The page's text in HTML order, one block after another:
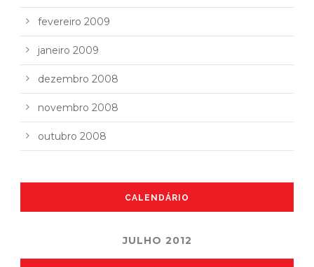
fevereiro 2009
janeiro 2009
dezembro 2008
novembro 2008
outubro 2008
CALENDÁRIO
JULHO 2012